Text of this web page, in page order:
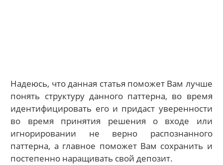
Надеюсь, что данная статья поможет Вам лучше
понять структуру данного паттерна, во время
идентифицировать его и придаст уверенности
во время принятия решения о входе или
игнорировании не верно распознанного
паттерна, а главное поможет Вам сохранить и
постепенно наращивать свой депозит.